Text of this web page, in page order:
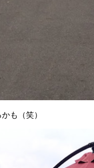
も（笑）